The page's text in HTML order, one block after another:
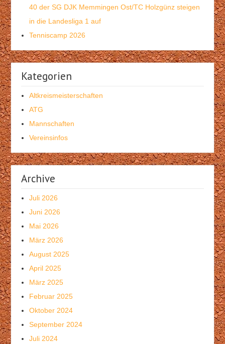
40 der SG DJK Memmingen Ost/TC Holzgünz steigen
in die Landesliga 1 auf
Tenniscamp 2026
Kategorien
Altkreismeisterschaften
ATG
Mannschaften
Vereinsinfos
Archive
Juli 2026
Juni 2026
Mai 2026
März 2026
August 2025
April 2025
März 2025
Februar 2025
Oktober 2024
September 2024
Juli 2024